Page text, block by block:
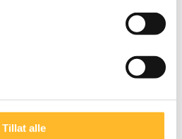
Tillat alle
(f.v.) fra Dyreparken,